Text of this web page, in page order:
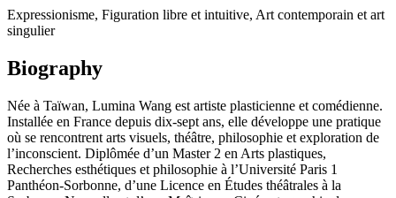
Expressionisme, Figuration libre et intuitive, Art contemporain et art
singulier
Biography
Née à Taïwan, Lumina Wang est artiste plasticienne et comédienne.
Installée en France depuis dix-sept ans, elle développe une pratique
où se rencontrent arts visuels, théâtre, philosophie et exploration de
l’inconscient. Diplômée d’un Master 2 en Arts plastiques,
Recherches esthétiques et philosophie à l’Université Paris 1
Panthéon-Sorbonne, d’une Licence en Études théâtrales à la